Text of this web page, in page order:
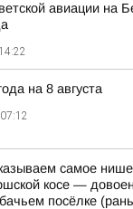
авиации на
14:22
на 8 августа
07:12
самое
косе —
посёлке